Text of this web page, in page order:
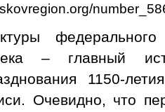
– главный
1150-
Очевидно, что